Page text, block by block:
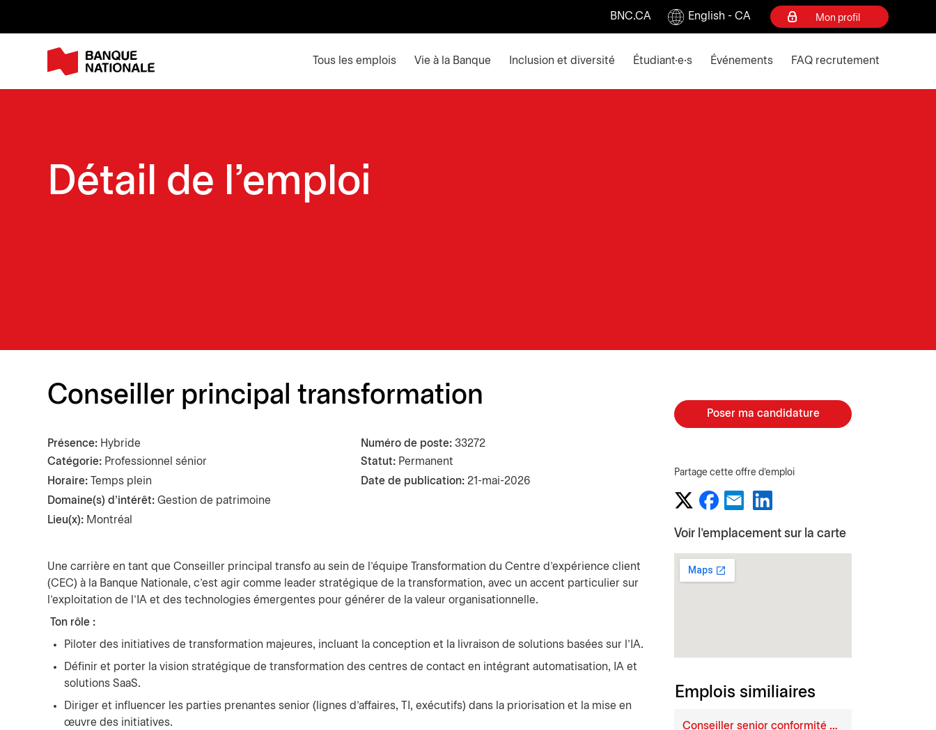
BNC.CA English - CA Mon profil
Tous les emplois
Vie à la Banque Inclusion et diversité Étudiant·e·s Événements FAQ recrutement
Détail de l'emploi
Conseiller principal transformation
Présence Hybride Numéro de poste 33272
Catégorie Professionnel sénior Statut: Permanent
Horaire: Temps plein Date de publication 21-mai-2026
Domaine(s) d'intérêt: Gestion de patrimoine
Lieu(x): Montréal
Une carrière en tant que Conseiller principal transfo au sein de l’équipe Transformation du Centre d’expérience client
(CEC) à la Banque Nationale, c’est agir comme leader stratégique de la transformation, avec un accent particulier sur
l’exploitation de l’IA et des technologies émergentes pour générer de la valeur organisationnelle.
Ton rôle :
Piloter des initiatives de transformation majeures, incluant la conception et la livraison de solutions basées sur l’IA.
Définir et porter la vision stratégique de transformation des centres de contact en intégrant automatisation, IA et
solutions SaaS.
Diriger et influencer les parties prenantes senior (lignes d’affaires, TI, exécutifs) dans la priorisation et la mise en
œuvre des initiatives.
Poser ma candidature
Partage cette offre d'emploi
Voir l'emplacement sur la carte
Emplois similiaires
Conseiller senior conformité protection des consommateurs